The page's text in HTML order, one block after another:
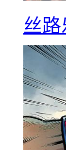
丝